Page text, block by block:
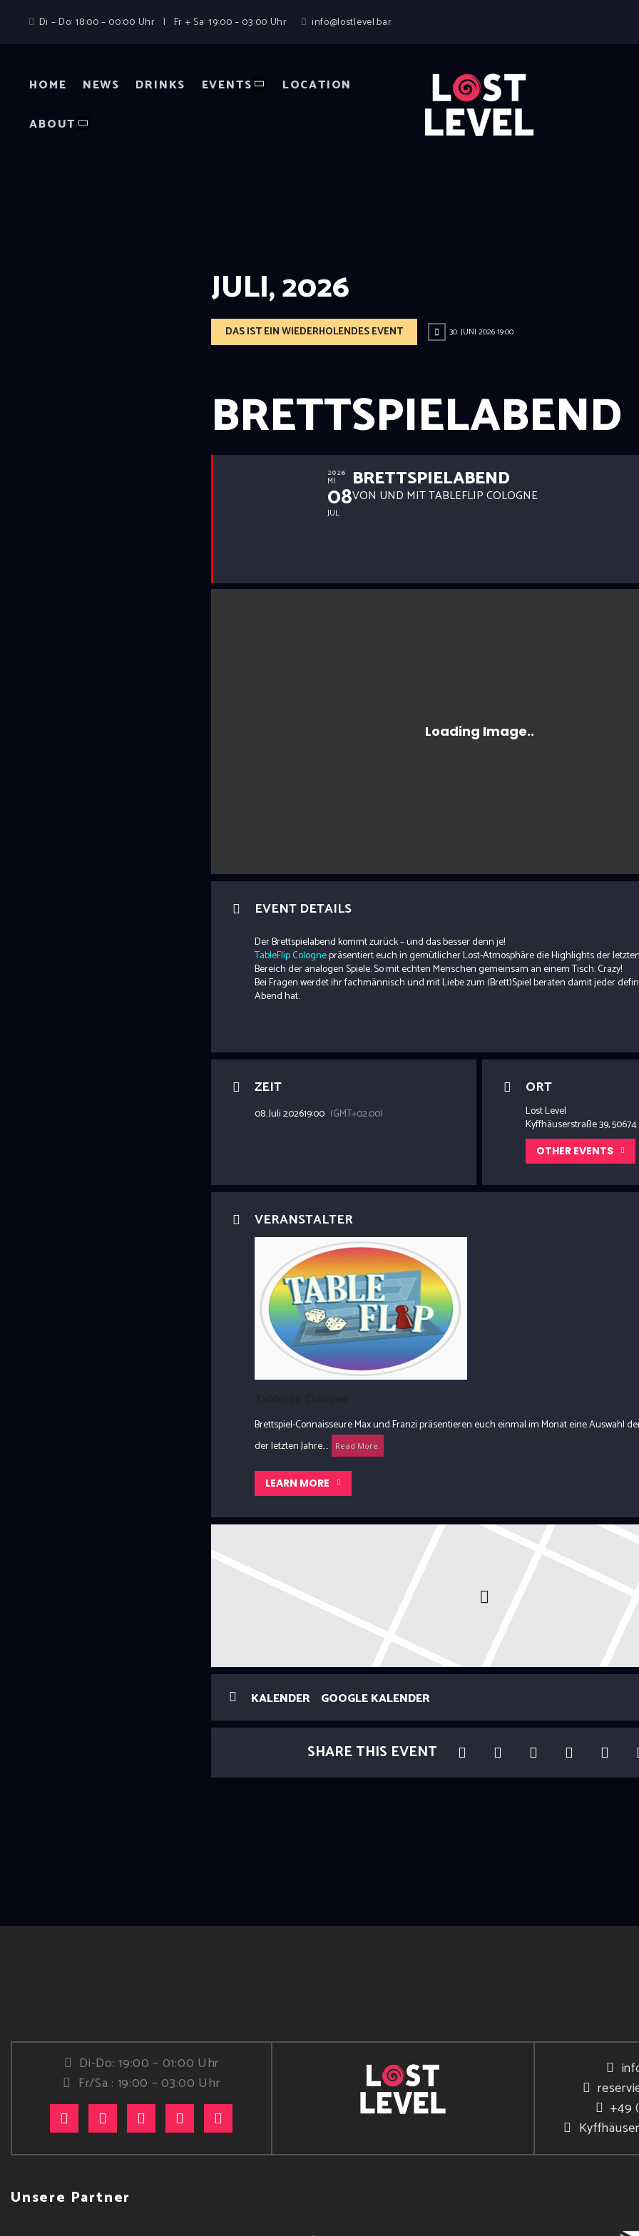
Di – Do: 18:00 – 00:00 Uhr | Fr + Sa: 19:00 – 03:00 Uhr info@lostlevel.bar
HOME NEWS DRINKS EVENTS LOCATION
ABOUT
NEWS
LOCATION
JULI, 2026
DAS IST EIN WIEDERHOLENDES EVENT 30. JUNI 2026 19:00
BRETTSPIELABEND
2026
MI
08
JUL
BRETTSPIELABEND
VON UND MIT TABLEFLIP COLOGNE
EVENT DETAILS
Der Brettspielabend kommt zurück – und das besser denn je!
TableFlip Colognepräsentiert euch in gemütlicher Lost-Atmosphäre die Highlights der
Bereich der analogen Spiele. So mit echten Menschen gemeinsam an einem Tisch. Crazy!
Bei Fragen werdet ihr fachmännisch und mit Liebe zum (Brett)Spiel beraten damit jeder
Abend hat.
ZEIT
08. Juli 202619:00 (GMT+02:00)
ORT
Lost Level
Kyffhäuserstraße 39,
OTHER EVENTS
VERANSTALTER
Brettspiel-Connaisseure Max und Franzi präsentieren euch einmal im Monat eine Auswahl
der letzten Jahre....
Read More.
LEARN MORE
KALENDER GOOGLE KALENDER
SHARE THIS EVENT
Di-Do: 19:00 – 01:00 Uhr
Fr/Sa : 19:00 – 03:00 Uhr
+49
Unsere Partner